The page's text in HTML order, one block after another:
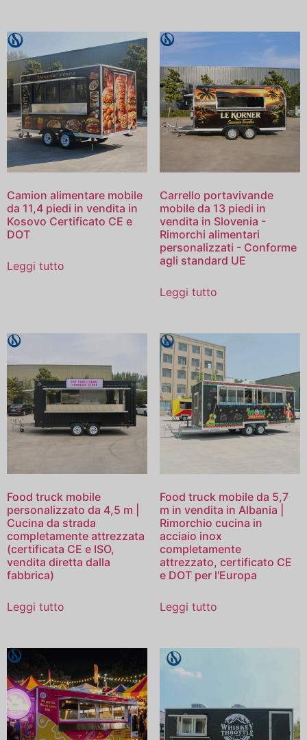
Camion alimentare mobile
da 11,4 piedi in vendita in
Kosovo Certificato CE e
DOT
Leggi tutto
Carrello portavivande
mobile da 13 piedi in
vendita in Slovenia -
Rimorchi alimentari
personalizzati - Conforme
agli standard UE
Leggi tutto
Food truck mobile
personalizzato da 4,5 m |
Cucina da strada
completamente attrezzata
(certificata CE e ISO,
vendita diretta dalla
fabbrica)
Leggi tutto
Food truck mobile da 5,7
m in vendita in Albania |
Rimorchio cucina in
acciaio inox
completamente
attrezzato, certificato CE
e DOT per l'Europa
Leggi tutto